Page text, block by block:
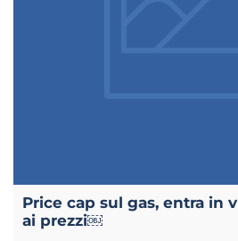
Price cap sul gas, entra in
ai prezzi￼